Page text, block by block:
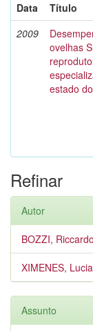
Data
Título
2009
ovelhas
estado
Refinar
Autor
BOZZI, Riccardo
XIMENES,
Assunto